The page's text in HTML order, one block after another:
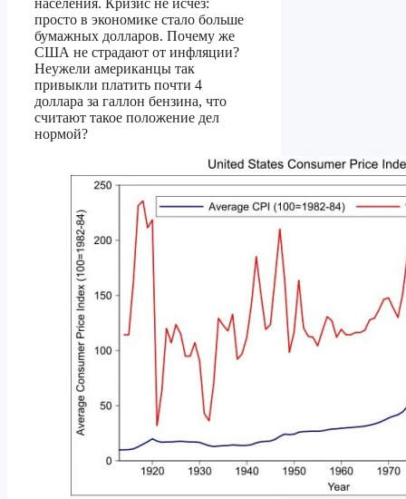
населения. Кризис не исчез:
просто в экономике стало больше
бумажных долларов. Почему же
США не страдают от инфляции?
Неужели американцы так
привыкли платить почти 4
доллара за галлон бензина, что
считают такое положение дел
нормой?